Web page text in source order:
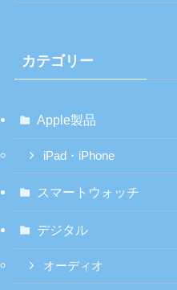
カテゴリー
Apple製品
iPad・iPhone
スマートウォッチ
デジタル
オーディオ